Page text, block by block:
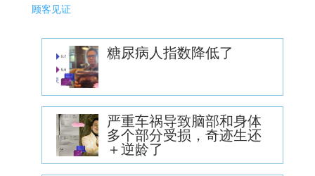
顾客见证
糖尿病人指数降低了
严重车祸导致脑部和身体
多个部分受损，奇迹生还
＋逆龄了